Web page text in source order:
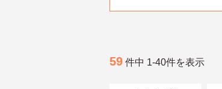
59 件中 1-40件を表示